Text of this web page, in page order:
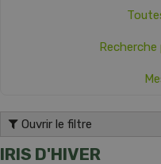
c
n
Ouvrir le filtre
IRIS D'HIVER